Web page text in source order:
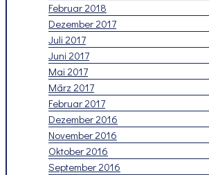
Februar 2018
Dezember 2017
Juli 2017
Juni 2017
Mai 2017
März 2017
Februar 2017
Dezember 2016
November 2016
Oktober 2016
September 2016